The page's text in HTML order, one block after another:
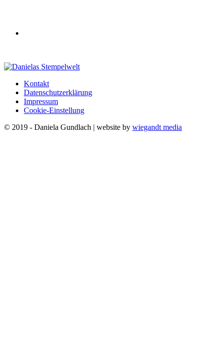
Kontakt
Datenschutzerklärung
Impressum
Cookie-Einstellung
© 2019 - Daniela Gundlach | website by wiegandt media